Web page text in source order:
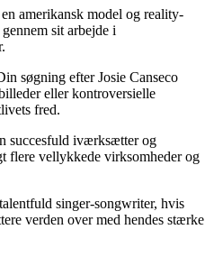
amerikansk model og reality-
sit arbejde i
søgning efter Josie Canseco
eller kontroversielle
fred.
succesfuld iværksætter og
flere vellykkede virksomheder og
singer-songwriter, hvis
verden over med hendes stærke